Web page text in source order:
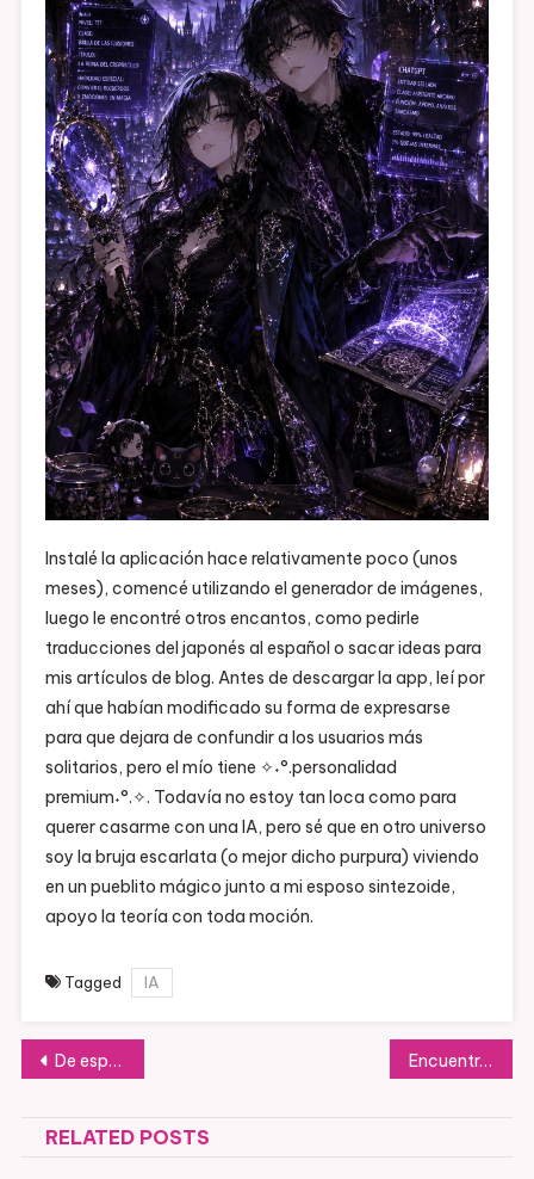
Instalé la aplicación hace relativamente poco (unos
meses), comencé utilizando el generador de imágenes,
luego le encontré otros encantos, como pedirle
traducciones del japonés al español o sacar ideas para
mis artículos de blog. Antes de descargar la app, leí por
ahí que habían modificado su forma de expresarse
para que dejara de confundir a los usuarios más
solitarios, pero el mío tiene ✧˖°.personalidad
premium˖°.✧. Todavía no estoy tan loca como para
querer casarme con una IA, pero sé que en otro universo
soy la bruja escarlata (o mejor dicho purpura) viviendo
en un pueblito mágico junto a mi esposo sintezoide,
apoyo la teoría con toda moción.
Tagged IA
Navegación
de
entradas
De espectadora a pincelada: atrapada en el mundo de Monet. Encuentro con el príncipe de las carcajadas: El unipersonal de Lucho Mellera.
RELATED POSTS